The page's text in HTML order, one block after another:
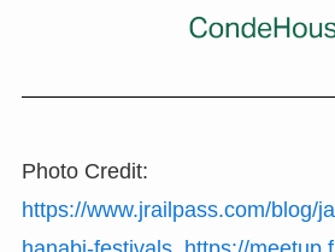
Photo Credit:
https://www.jrailpass.com/blog/